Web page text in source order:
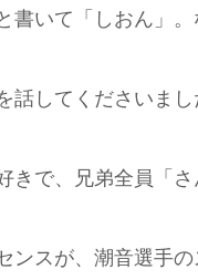
書いて「しおん」
話してくださいまし
きで、兄弟全員「
ンスが、潮音選手